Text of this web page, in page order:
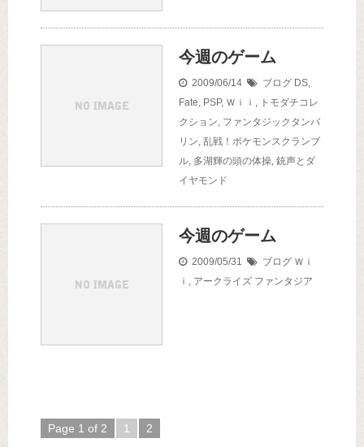
今週のゲーム
2009/06/14 ブログ DS,
Fate, PSP, Ｗｉｉ , トモダチコレ
クション, ファンタジックタンバ
リン, 乱戦！ポケモンスクランブ
ル, 多湖輝の頭の体操, 銃声とダ
イヤモンド
今週のゲーム
2009/05/31 ブログ Ｗｉ
ｉ , アークライズ ファンタジア
Page 1 of 2 1 2